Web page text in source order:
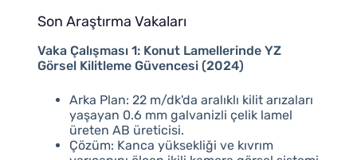
Son Araştırma Vakaları
Vaka Çalışması 1: Konut Lamellerinde YZ
Görsel Kilitleme Güvencesi (2024)
Arka Plan: 22 m/dk'da aralıklı kilit arızaları
yaşayan 0.6 mm galvanizli çelik lamel
üreten AB üreticisi.
Çözüm: Kanca yüksekliği ve kıvrım